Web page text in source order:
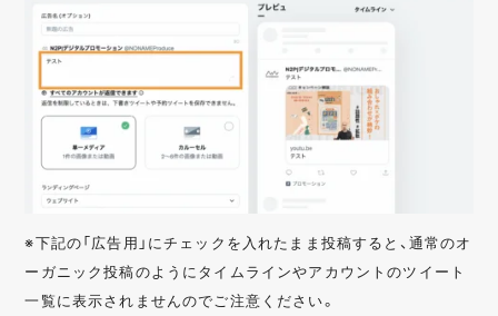
※下記の「広告用」にチェックを入れたまま投稿すると、通常のオ
ーガニック投稿のようにタイムラインやアカウントのツイート
一覧に表示されませんのでご注意ください。